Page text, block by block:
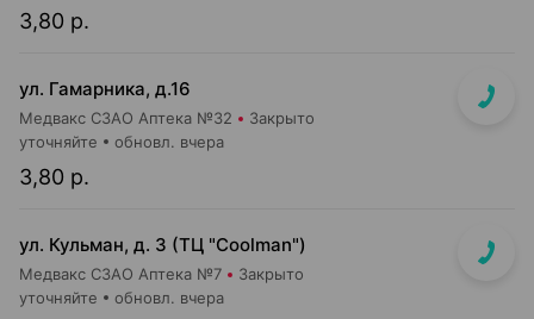
3,80 р.
ул. Гамарника, д.16
Медвакс СЗАО Аптека №32 Закрыто
3,80 р.
уточняйте обновл. вчера
ул. Кульман, д. 3 (ТЦ "Coolman")
Медвакс СЗАО Аптека №7 Закрыто
уточняйте обновл. вчера